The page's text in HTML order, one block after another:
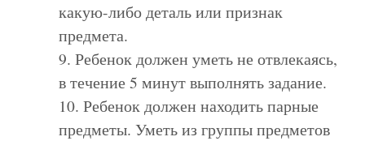
какую-либо деталь или признак
предмета.
9. Ребенок должен уметь не отвлекаясь,
в течение 5 минут выполнять задание.
10. Ребенок должен находить парные
предметы. Уметь из группы предметов